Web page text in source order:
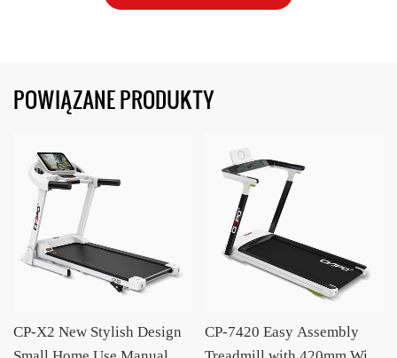
POWIĄZANE PRODUKTY
CP-X2 New Stylish Design
CP-7420 Easy Assembly